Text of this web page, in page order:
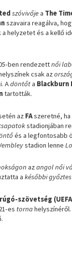
szóvivőjea The
szavaira reagálva,
helyzetet és a kellő
ben rendezettnői
csak az
Adöntőta Blackburn
tartották.
az FAszeretné,
stadionjában
és a legfontosabb
stadion lenne
azangol női
akésőbbi
szövetség
es torna